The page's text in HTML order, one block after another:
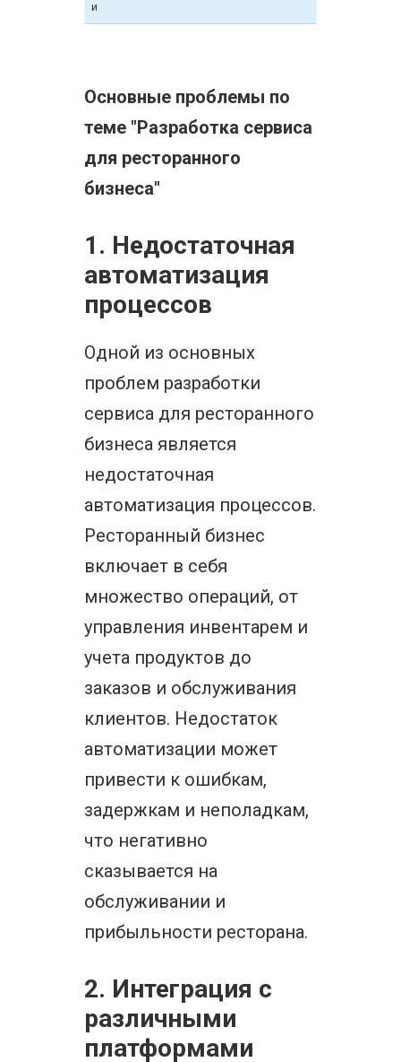
и
Основные проблемы по
теме "Разработка сервиса
для ресторанного
бизнеса"
1. Недостаточная
автоматизация
процессов
Одной из основных
проблем разработки
сервиса для ресторанного
бизнеса является
недостаточная
автоматизация процессов.
Ресторанный бизнес
включает в себя
множество операций, от
управления инвентарем и
учета продуктов до
заказов и обслуживания
клиентов. Недостаток
автоматизации может
привести к ошибкам,
задержкам и неполадкам,
что негативно
сказывается на
обслуживании и
прибыльности ресторана.
2. Интеграция с
различными
платформами